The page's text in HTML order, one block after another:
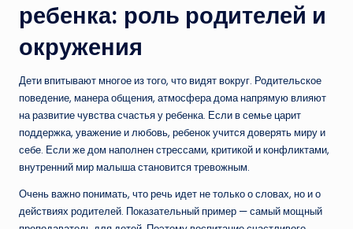
ребенка: роль родителей и
окружения
Дети впитывают многое из того, что видят вокруг. Родительское
поведение, манера общения, атмосфера дома напрямую влияют
на развитие чувства счастья у ребенка. Если в семье царит
поддержка, уважение и любовь, ребенок учится доверять миру и
себе. Если же дом наполнен стрессами, критикой и конфликтами,
внутренний мир малыша становится тревожным.
Очень важно понимать, что речь идет не только о словах, но и о
действиях родителей. Показательный пример — самый мощный